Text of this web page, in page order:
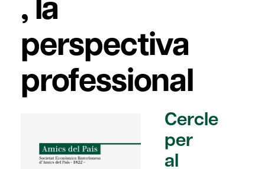
perspectiva
professional
Cercle
per
al